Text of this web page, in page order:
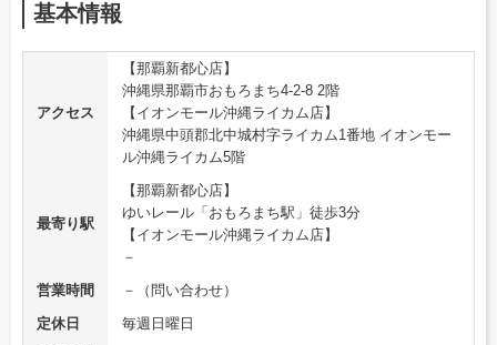
基本情報
アクセス
【那覇新都心店】
沖縄県那覇市おもろまち4-2-8 2階
【イオンモール沖縄ライカム店】
沖縄県中頭郡北中城村字ライカム1番地 イオンモー
ル沖縄ライカム5階
最寄り駅
【那覇新都心店】
ゆいレール「おもろまち駅」徒歩3分
【イオンモール沖縄ライカム店】
－
営業時間
－（問い合わせ）
定休日
毎週日曜日